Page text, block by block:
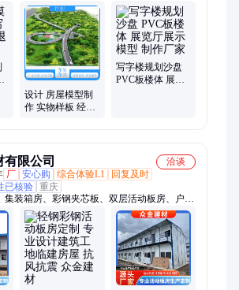
、沙盘制作、商场沙盘模型、建筑沙盘模型、
盘模型定做、学校沙盘模型、厂区沙盘模型、
多媒体沙盘、做沙盘模型、道路规划模型、工
沙盘模型、城市规划沙盘模型、智慧物流沙盘
模型、高速公路模型、智慧农业沙盘模型、教
沙盘模型
设计 房屋模型制
作 实物样板 经久
写字楼规划沙盘
PVC板楼体 展览
限公司
洽谈
厂 安心购 综合体验L1
回复及时
已核验 重庆
集装箱房、彩钢夹芯板、双层活动板房、户外
板、移动板房